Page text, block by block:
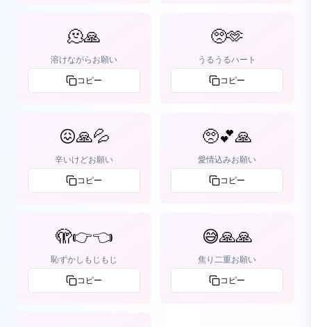
🫠🙏
溶けながらお願い
コピー
🥺🫶
うるうるハート
コピー
😖🙏💦
辛いけどお願い
コピー
🥺💕🙏
愛情込みお願い
コピー
🫣👉👈
恥ずかしもじもじ
コピー
😅🙏🙏
焦り二重お願い
コピー